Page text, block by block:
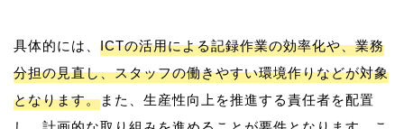
具体的には、 ICTの活用による記録作業の効率化や、業務
分担の見直し、スタッフの働きやすい環境作りなどが対象
となります。また、生産性向上を推進する責任者を配置